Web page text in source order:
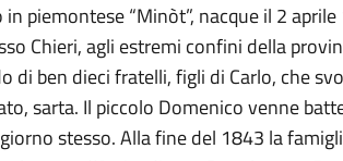
piemontese “Minòt”, nacque il 2
Chieri, agli estremi confini della
di ben dieci fratelli, figli di Carlo, che
sarta. Il piccolo Domenico venne
stesso. Alla fine del 1843 la